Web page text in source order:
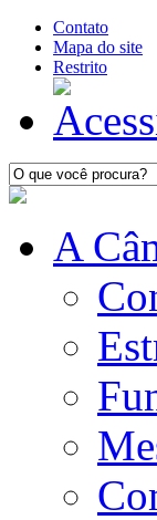
Contato
Mapa do site
Restrito
A